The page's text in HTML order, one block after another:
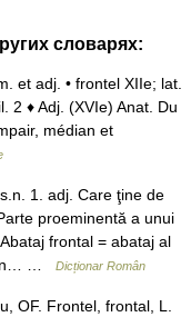
словарях:
et adj. • frontel XIIe; lat.
2 ♦ Adj. (XVIe) Anat. Du
médian et
1. adj. Care ţine de
proeminentă a unui
frontal = abataj al
în… …
Dicționar Român
OF. Frontel, frontal, L.